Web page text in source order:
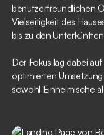
benutzerfreundlichen
Vielseitigkeit des
bis zu den
Der Fokus lag dabei
optimierten
sowohl Einheimische